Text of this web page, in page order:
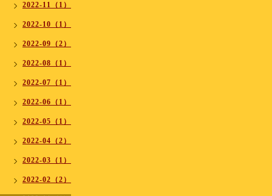
2022-11（1）
2022-10（1）
2022-09（2）
2022-08（1）
2022-07（1）
2022-06（1）
2022-05（1）
2022-04（2）
2022-03（1）
2022-02（2）